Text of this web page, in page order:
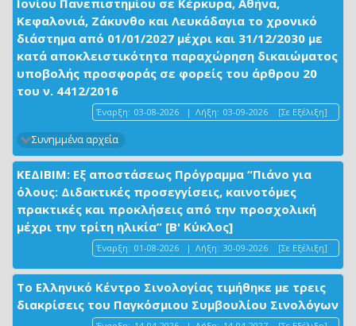
Κεφαλονιά, Ζάκυνθο και Λευκάδαγια το χρονικό
διάστημα από 01/01/2027 μέχρι και 31/12/2030 με
κατά αποκλειστικότητα παραχώρηση δικαιώματος
υποβολής προσφοράς σε φορείς του άρθρου 20
του ν. 4412/2016
Έναρξη: 03-08-2026 | Λήξη: 03-09-2026 [Σε Εξέλιξη]
Συνημμένα αρχεία
ΚΕΔΙΒΙΜ: Εξ αποστάσεως Πρόγραμμα “Πιάνο για
όλους: Διδακτικές προσεγγίσεις, καινοτόμες
πρακτικές και προκλήσεις από την προσχολική
μέχρι την τρίτη ηλικία” [Β' Κύκλος]
Έναρξη: 01-08-2026 | Λήξη: 30-09-2026 [Σε Εξέλιξη]
Το Ελληνικό Κέντρο Σινολογίας τιμήθηκε με τρεις
διακρίσεις του Παγκόσμιου Συμβουλίου Σινολόγων